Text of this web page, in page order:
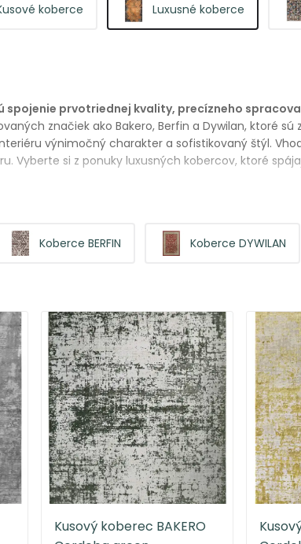
koberce Luxusné koberce
spojenie prvotriednej kvality, precízneho
značiek ako Bakero, Berfin a Dywilan, ktoré
výnimočný charakter a sofistikovaný štýl.
Vyberte si z ponuky luxusných kobercov, ktoré
Koberce BERFIN Koberce DYWILAN
Kusový koberec BAKERO